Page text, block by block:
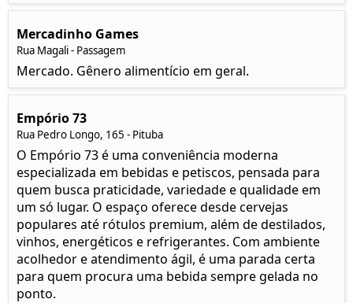
Mercadinho Games
Rua Magali - Passagem
Mercado. Gênero alimentício em geral.
Empório 73
Rua Pedro Longo, 165 - Pituba
O Empório 73 é uma conveniência moderna
especializada em bebidas e petiscos, pensada para
quem busca praticidade, variedade e qualidade em
um só lugar. O espaço oferece desde cervejas
populares até rótulos premium, além de destilados,
vinhos, energéticos e refrigerantes. Com ambiente
acolhedor e atendimento ágil, é uma parada certa
para quem procura uma bebida sempre gelada no
ponto.